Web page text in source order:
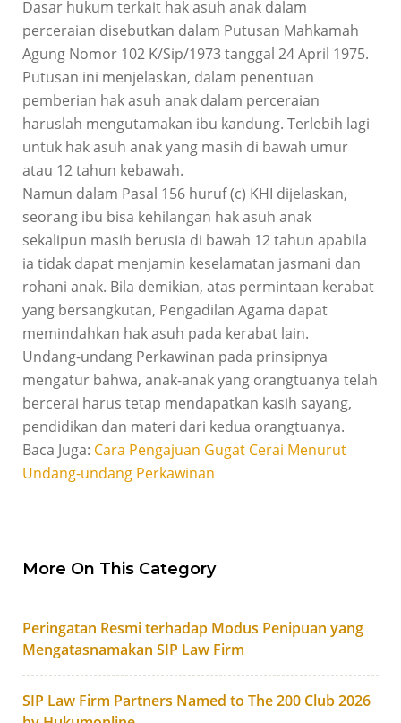
Dasar hukum terkait hak asuh anak dalam
perceraian disebutkan dalam Putusan Mahkamah
Agung Nomor 102 K/Sip/1973 tanggal 24 April 1975.
Putusan ini menjelaskan, dalam penentuan
pemberian hak asuh anak dalam perceraian
haruslah mengutamakan ibu kandung. Terlebih lagi
untuk hak asuh anak yang masih di bawah umur
atau 12 tahun kebawah.
Namun dalam Pasal 156 huruf (c) KHI dijelaskan,
seorang ibu bisa kehilangan hak asuh anak
sekalipun masih berusia di bawah 12 tahun apabila
ia tidak dapat menjamin keselamatan jasmani dan
rohani anak. Bila demikian, atas permintaan kerabat
yang bersangkutan, Pengadilan Agama dapat
memindahkan hak asuh pada kerabat lain.
Undang-undang Perkawinan pada prinsipnya
mengatur bahwa, anak-anak yang orangtuanya telah
bercerai harus tetap mendapatkan kasih sayang,
pendidikan dan materi dari kedua orangtuanya.
Baca Juga: Cara Pengajuan Gugat Cerai Menurut
Undang-undang Perkawinan
More On This Category
Peringatan Resmi terhadap Modus Penipuan yang
Mengatasnamakan SIP Law Firm
SIP Law Firm Partners Named to The 200 Club 2026